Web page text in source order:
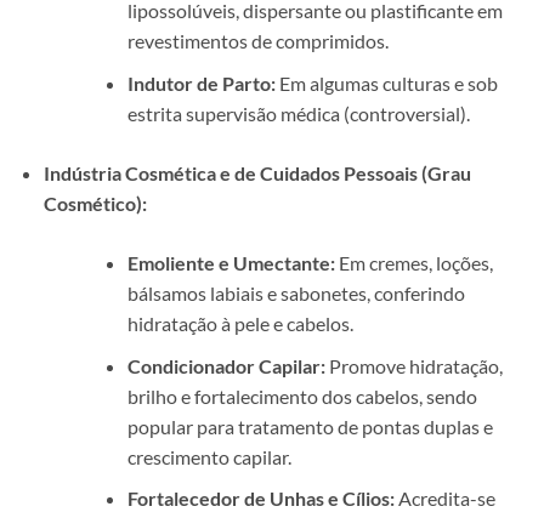
lipossolúveis, dispersante ou plastificante em
revestimentos de comprimidos.
Indutor de Parto:Em algumas culturas e sob
estrita supervisão médica (controversial).
Indústria Cosmética e de Cuidados Pessoais (Grau
Cosmético):
Emoliente e Umectante:Em cremes, loções,
bálsamos labiais e sabonetes, conferindo
hidratação à pele e cabelos.
Condicionador Capilar:Promove hidratação,
brilho e fortalecimento dos cabelos, sendo
popular para tratamento de pontas duplas e
crescimento capilar.
Fortalecedor de Unhas e Cílios:Acredita-se